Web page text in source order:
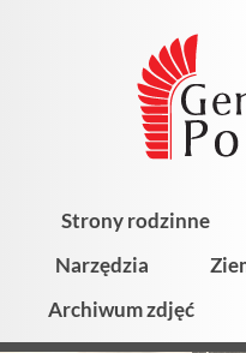
Strony rodzinne
Narzędzia
Archiwum zdjęć